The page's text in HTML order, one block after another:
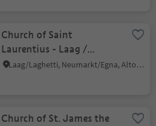
Church of Saint
Laurentius - Laag /
Laghetti
Laag/Laghetti, Neumarkt/Egna, Alto Adige Wine Road
Church of St. James the